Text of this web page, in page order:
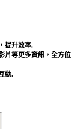
提升效率.
片等更多資訊，全方位
動.